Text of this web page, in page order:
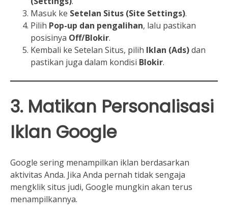
Masuk ke Setelan Situs (Site Settings).
Pilih Pop-up dan pengalihan, lalu pastikan
posisinya Off/Blokir.
Kembali ke Setelan Situs, pilih Iklan (Ads)dan
pastikan juga dalam kondisi Blokir.
3. Matikan Personalisasi
Iklan Google
Google sering menampilkan iklan berdasarkan
aktivitas Anda. Jika Anda pernah tidak sengaja
mengklik situs judi, Google mungkin akan terus
menampilkannya.